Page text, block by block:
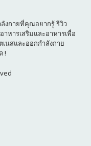
ลังกายที่คุณอยากรู้ รีวิว
หารเสริมและอาหารเพื่อ
นสและออกกำลังกาย
!